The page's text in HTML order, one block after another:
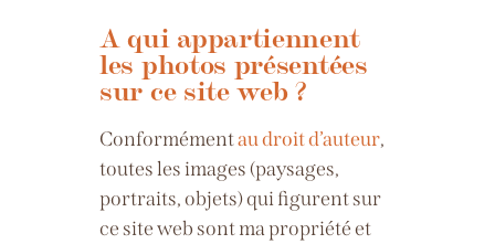
A qui appartiennent
les photos présentées
sur ce site web ?
Conformémentau droit d’auteur,
toutes les images (paysages,
portraits, objets) qui figurent sur
ce site web sont ma propriété et